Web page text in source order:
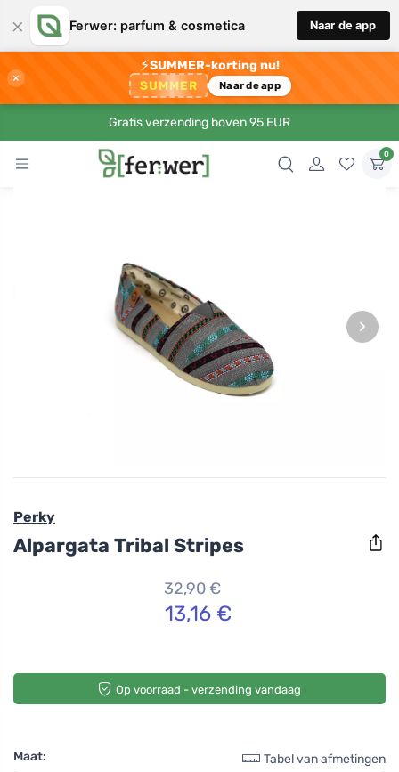
× Ferwer: parfum & cosmetica Naar de app
×
⚡SUMMER-korting nu!
SUMMER Naar de app
Gratis verzending boven 95 EUR
0
›
Perky
Alpargata Tribal Stripes
32,90 €
13,16 €
Op voorraad - verzending vandaag
Maat: Tabel van afmetingen